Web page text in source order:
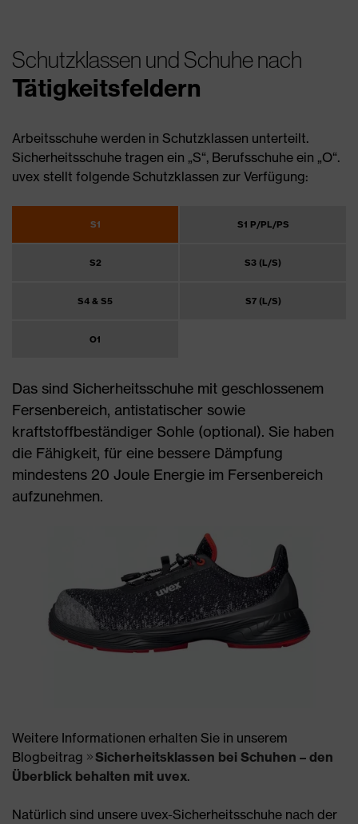
Schutzklassen und Schuhe nach
Tätigkeitsfeldern
Arbeitsschuhe werden in Schutzklassen unterteilt.
Sicherheitsschuhe tragen ein „S“, Berufsschuhe ein „O“.
uvex stellt folgende Schutzklassen zur Verfügung:
S1 S1 P/PL/PS
S2 S3 (L/S)
S4 & S5 S7 (L/S)
O1
Das sind Sicherheitsschuhe mit geschlossenem
Fersenbereich, antistatischer sowie
kraftstoffbeständiger Sohle (optional). Sie haben
die Fähigkeit, für eine bessere Dämpfung
mindestens 20 Joule Energie im Fersenbereich
aufzunehmen.
Weitere Informationen erhalten Sie in unserem
Blogbeitrag
Sicherheitsklassen bei Schuhen – den
Überblick behalten mit uvex.
Natürlich sind unsere uvex-Sicherheitsschuhe nach der